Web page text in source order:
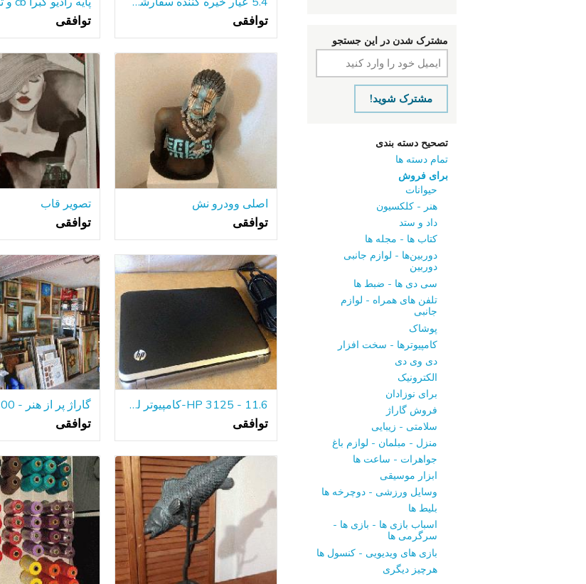
مشترک شدن در این جستجو
مشترک شوید!
تصحیح دسته بندی
تمام دسته ها
برای فروش
حیوانات
هنر - کلکسیون
داد و ستد
کتاب‌ ها - مجله‌ ها
دوربین‌ها - لوازم جانبی
دوربین
سی ‌دی ‌ها - ضبط‌ ها
تلفن ‌های همراه - لوازم
جانبی
پوشاک
کامپیوترها - سخت ‌افزار
دی ‌وی ‌دی
الکترونیک
برای نوزادان
فروش گاراژ
سلامتی - زیبایی
منزل - مبلمان - لوازم باغ
جواهرات - ساعت ‌ها
ابزار موسیقی
وسایل ورزشی - دوچرخه ‌ها
بلیط‌ ها
اسباب‌ بازی ها - بازی ها -
سرگرمی ‌ها
بازی‌ های ویدیویی - کنسول‌ ها
هرچیز دیگری
توافقی توافقی
اصلی وودرو نش
توافقی
تصویر قاب
توافقی
HP 3125 - 11.6-کامپیوتر لپ تاپ-ویندوز 7
توافقی توافقی